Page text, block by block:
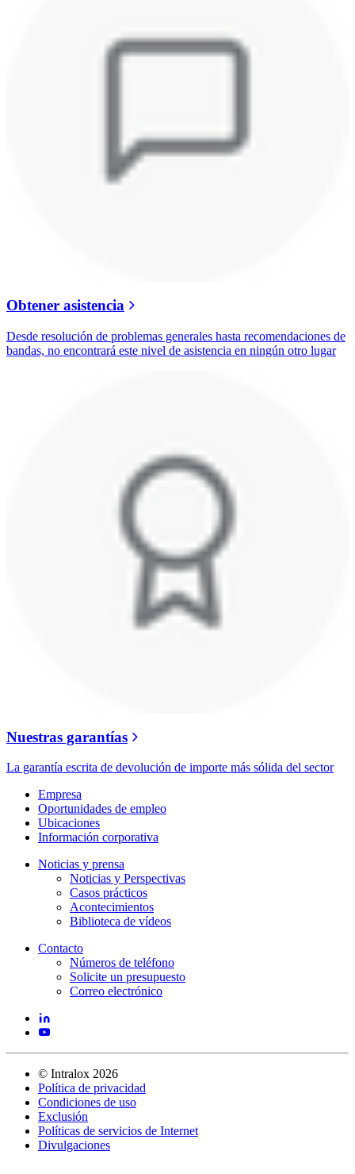
Obtener asistencia
Desde resolución de problemas generales hasta recomendaciones de
bandas, no encontrará este nivel de asistencia en ningún otro lugar
Nuestras garantías
La garantía escrita de devolución de importe más sólida del sector
Empresa
Oportunidades de empleo
Ubicaciones
Información corporativa
Noticias y prensa
Noticias y Perspectivas
Casos prácticos
Acontecimientos
Biblioteca de vídeos
Contacto
Números de teléfono
Solicite un presupuesto
Correo electrónico
© Intralox 2026
Política de privacidad
Condiciones de uso
Exclusión
Políticas de servicios de Internet
Divulgaciones